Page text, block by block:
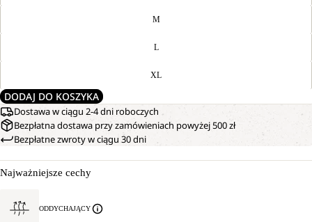
M
L
XL
DODAJ DO KOSZYKA
Dostawa w ciągu 2-4 dni roboczych
Bezpłatna dostawa przy zamówieniach powyżej 500 zł
Bezpłatne zwroty w ciągu 30 dni
Najważniejsze cechy
ODDYCHAJĄCY